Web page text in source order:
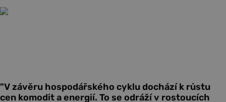
"V závěru hospodářského cyklu dochází k růstu
cen komodit a energií. To se odráží v rostoucích